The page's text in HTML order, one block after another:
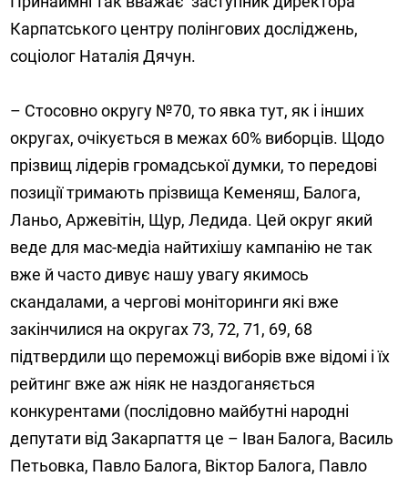
Карпатського центру полінгових досліджень,
соціолог Наталія Дячун.
– Стосовно округу №70, то явка тут, як і інших
округах, очікується в межах 60% виборців. Щодо
прізвищ лідерів громадської думки, то передові
позиції тримають прізвища Кеменяш, Балога,
Ланьо, Аржевітін, Щур, Ледида. Цей округ який
веде для мас-медіа найтихішу кампанію не так
вже й часто дивує нашу увагу якимось
скандалами, а чергові моніторинги які вже
закінчилися на округах 73, 72, 71, 69, 68
підтвердили що переможці виборів вже відомі і їх
рейтинг вже аж ніяк не наздоганяється
конкурентами (послідовно майбутні народні
депутати від Закарпаття це – Іван Балога, Василь
Петьовка, Павло Балога, Віктор Балога, Павло